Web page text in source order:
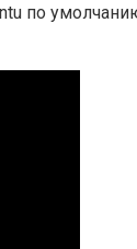
по